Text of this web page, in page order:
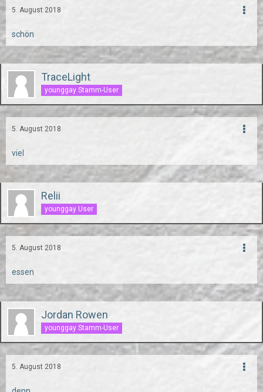
5. August 2018
schön
TraceLight
younggay Stamm-User
5. August 2018
viel
Relii
younggay User
5. August 2018
essen
Jordan Rowen
younggay Stamm-User
5. August 2018